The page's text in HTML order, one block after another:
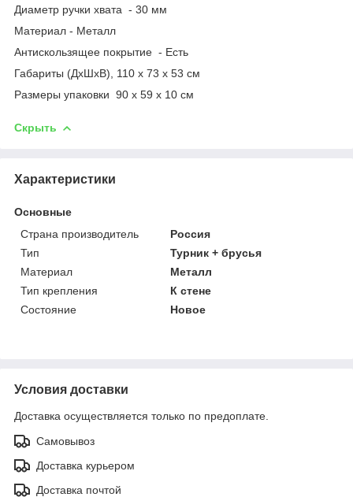
Диаметр ручки хвата - 30 мм
Материал - Металл
Антискользящее покрытие - Есть
Габариты (ДхШхВ), 110 х 73 х 53 см
Размеры упаковки 90 х 59 х 10 cм
Скрыть
Характеристики
Основные
Страна производитель
Россия
Тип
Турник + брусья
Материал
Металл
Тип крепления
К стене
Состояние
Новое
Условия доставки
Доставка осуществляется только по предоплате.
Самовывоз
Доставка курьером
Доставка почтой